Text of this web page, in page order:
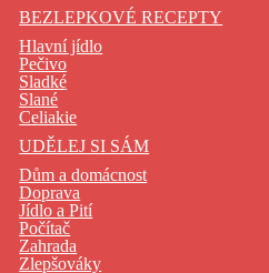
BEZLEPKOVÉ RECEPTY
Hlavní jídlo
Pečivo
Sladké
Slané
Celiakie
UDĚLEJ SI SÁM
Dům a domácnost
Doprava
Jídlo a Pití
Počítač
Zahrada
Zlepšováky